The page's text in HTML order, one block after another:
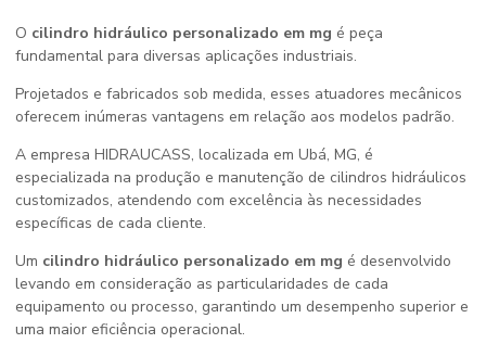
O cilindro hidráulico personalizado em mg é peça
fundamental para diversas aplicações industriais.
Projetados e fabricados sob medida, esses atuadores mecânicos
oferecem inúmeras vantagens em relação aos modelos padrão.
A empresa HIDRAUCASS, localizada em Ubá, MG, é
especializada na produção e manutenção de cilindros hidráulicos
customizados, atendendo com excelência às necessidades
específicas de cada cliente.
Um cilindro hidráulico personalizado em mg é desenvolvido
levando em consideração as particularidades de cada
equipamento ou processo, garantindo um desempenho superior e
uma maior eficiência operacional.